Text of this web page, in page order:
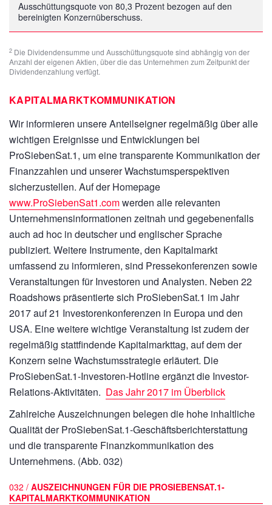
Ausschüttungsquote von 80,3 Prozent bezogen auf den
bereinigten Konzernüberschuss.
2 Die Dividendensumme und Ausschüttungsquote sind abhängig von der
Anzahl der eigenen Aktien, über die das Unternehmen zum Zeitpunkt der
Dividendenzahlung verfügt.
KAPITALMARKTKOMMUNIKATION
Wir informieren unsere Anteilseigner regelmäßig über alle
wichtigen Ereignisse und Entwicklungen bei
ProSiebenSat.1, um eine transparente Kommunikation der
Finanzzahlen und unserer Wachstumsperspektiven
sicherzustellen. Auf der Homepage
www.ProSiebenSat1.comwerden alle relevanten
Unternehmensinformationen zeitnah und gegebenenfalls
auch ad hoc in deutscher und englischer Sprache
publiziert. Weitere Instrumente, den Kapitalmarkt
umfassend zu informieren, sind Pressekonferenzen sowie
Veranstaltungen für Investoren und Analysten. Neben 22
Roadshows präsentierte sich ProSiebenSat.1 im Jahr
2017 auf 21 Investorenkonferenzen in Europa und den
USA. Eine weitere wichtige Veranstaltung ist zudem der
regelmäßig stattfindende Kapitalmarkttag, auf dem der
Konzern seine Wachstumsstrategie erläutert. Die
ProSiebenSat.1-Investoren-Hotline ergänzt die Investor-
Relations-Aktivitäten. Das Jahr 2017 im Überblick
Zahlreiche Auszeichnungen belegen die hohe inhaltliche
Qualität der ProSiebenSat.1-Geschäftsberichterstattung
und die transparente Finanzkommunikation des
Unternehmens. (Abb. 032)
032 / AUSZEICHNUNGEN FÜR DIE PROSIEBENSAT.1-
KAPITALMARKTKOMMUNIKATION